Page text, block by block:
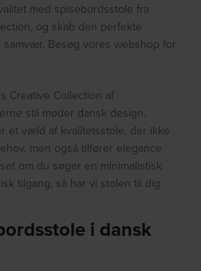
med spisebordsstole fra
og skab den perfekte
Besøg vores webshop for
Creative Collection af
stil møder dansk design.
et væld af kvalitetsstole, der ikke
men også tilfører elegance
om du søger en minimalistisk
tilgang, så har vi stolen til dig.
i dansk